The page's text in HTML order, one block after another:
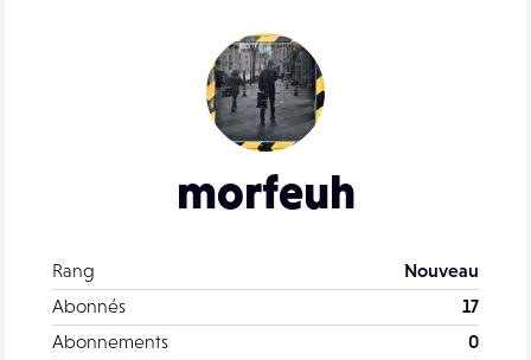
morfeuh
Rang
Nouveau
Abonnés
17
Abonnements
0